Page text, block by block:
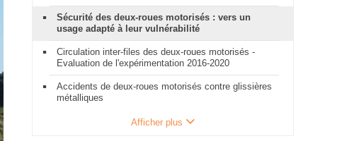
Sécurité des deux-roues motorisés : vers un
usage adapté à leur vulnérabilité
Circulation inter-files des deux-roues motorisés -
Evaluation de l'expérimentation 2016-2020
Accidents de deux-roues motorisés contre glissières
métalliques
Afficher plus